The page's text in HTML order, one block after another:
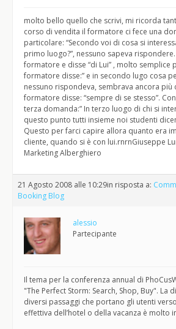
molto bello quello che scrivi, mi ricorda
corso di vendita il formatore ci fece una
particolare: “Secondo voi di cosa si
primo luogo?”, nessuno sapeva
formatore e disse “di Lui” , molto semplice
formatore disse:” e in secondo lugo cosa
nessuno rispondeva, sembrava ancora più
formatore disse: “sempre di se stesso”.
terza domanda:” In terzo luogo di chi si
questo punto tutti insieme noi studenti
Questo per farci capire allora quanto era
cliente, quando si è con lui.rnrnGiuseppe
Marketing Alberghiero
21 Agosto 2008 alle 10:29in risposta a:
Booking Blog
alessio
Partecipante
Il tema per la conferenza annual di
"The Perfect Storm: Search, Shop, Buy". La
diversi passaggi che portano gli utenti
effettiva dell’hotel o della vacanza è molto